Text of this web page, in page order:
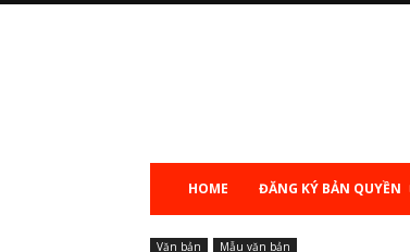
HOME ĐĂNG KÝ BẢN QUYỀN
Văn bản Mẫu văn bản